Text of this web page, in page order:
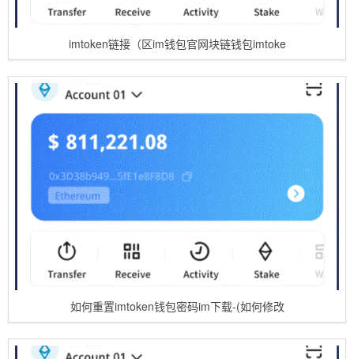
imtoken链接（区im钱包官网块链钱包imtoke
如何重置imtoken钱包密码im下载-(如何修改